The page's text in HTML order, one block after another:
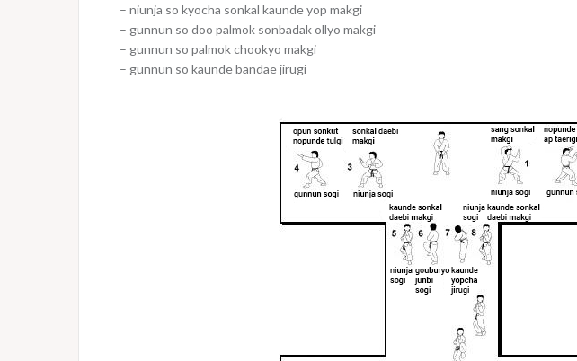
– niunja so kyocha sonkal kaunde yop makgi
– gunnun so doo palmok sonbadak ollyo makgi
– gunnun so palmok chookyo makgi
– gunnun so kaunde bandae jirugi